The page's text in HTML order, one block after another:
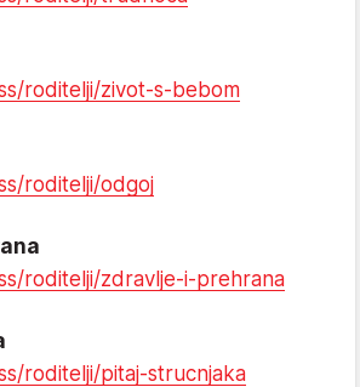
roditelji/zivot-s-bebom
roditelji/odgoj
roditelji/zdravlje-i-prehrana
roditelji/pitaj-strucnjaka